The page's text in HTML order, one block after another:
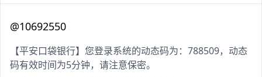
@10692550
【平安口袋银行】您登录系统的动态码为：788509，动态
码有效时间为5分钟，请注意保密。